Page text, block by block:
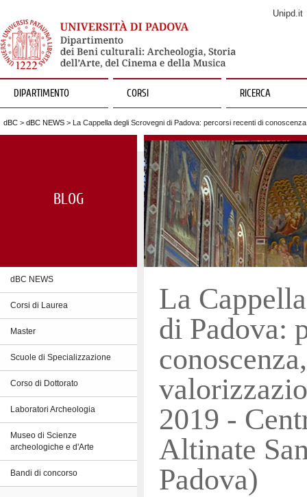
Unipd.it
DIPARTIMENTO CORSI RICERCA
dBC > dBC NEWS > La Cappella degli Scrovegni di Padova: percorsi recenti di
BLOG
dBC NEWS
Corsi di Laurea
Master
Scuole di Specializzazione
Corso di Dottorato
Laboratori Archeologia
Museo di Scienze
archeologiche e d'Arte
Bandi di concorso
La
di Padova:
2019 -
Altinate
Padova)